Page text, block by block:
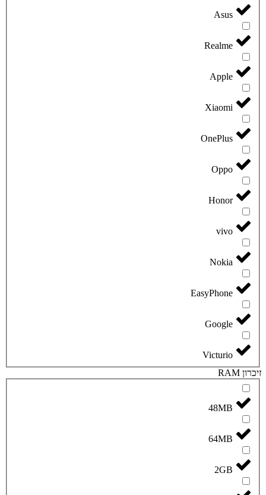
Asus
Realme
Apple
Xiaomi
OnePlus
Oppo
Honor
vivo
Nokia
EasyPhone
Google
Victurio
זיכרון RAM
48MB
64MB
2GB